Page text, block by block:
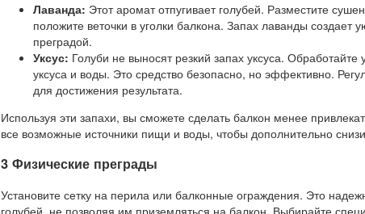
Лаванда: Этот аромат отпугивает голубей. Разместите
положите веточки в уголки балкона. Запах лаванды создает
преградой.
Уксус: Голуби не выносят резкий запах уксуса. Обработайте
уксуса и воды. Это средство безопасно, но эффективно.
для достижения результата.
Используя эти запахи, вы сможете сделать балкон менее
все возможные источники пищи и воды, чтобы дополнительно
3 Физические преграды
Установите сетку на перила или балконные ограждения. Это
голубей, не позволяя им приземляться на балкон. Выбирайте